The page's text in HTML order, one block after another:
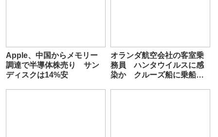
Apple、中国からメモリー
調達で半導体株売り サン
ディスクは14%安
オランダ航空会社の客室乗
務員 ハンタウイルスに感
染か クルーズ船に乗船し